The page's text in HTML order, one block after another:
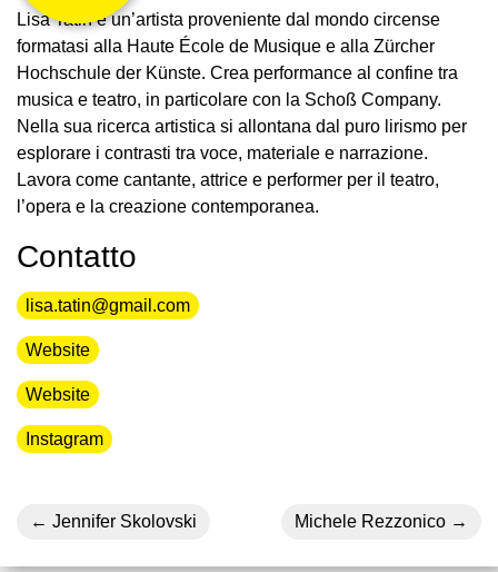
Lisa Tatin è un’artista proveniente dal mondo circense
formatasi alla Haute École de Musique e alla Zürcher
Hochschule der Künste. Crea performance al confine tra
musica e teatro, in particolare con la Schoß Company.
Nella sua ricerca artistica si allontana dal puro lirismo per
esplorare i contrasti tra voce, materiale e narrazione.
Lavora come cantante, attrice e performer per il teatro,
l’opera e la creazione contemporanea.
Contatto
lisa.tatin@gmail.com
Website
Website
Instagram
Jennifer Skolovski Michele Rezzonico